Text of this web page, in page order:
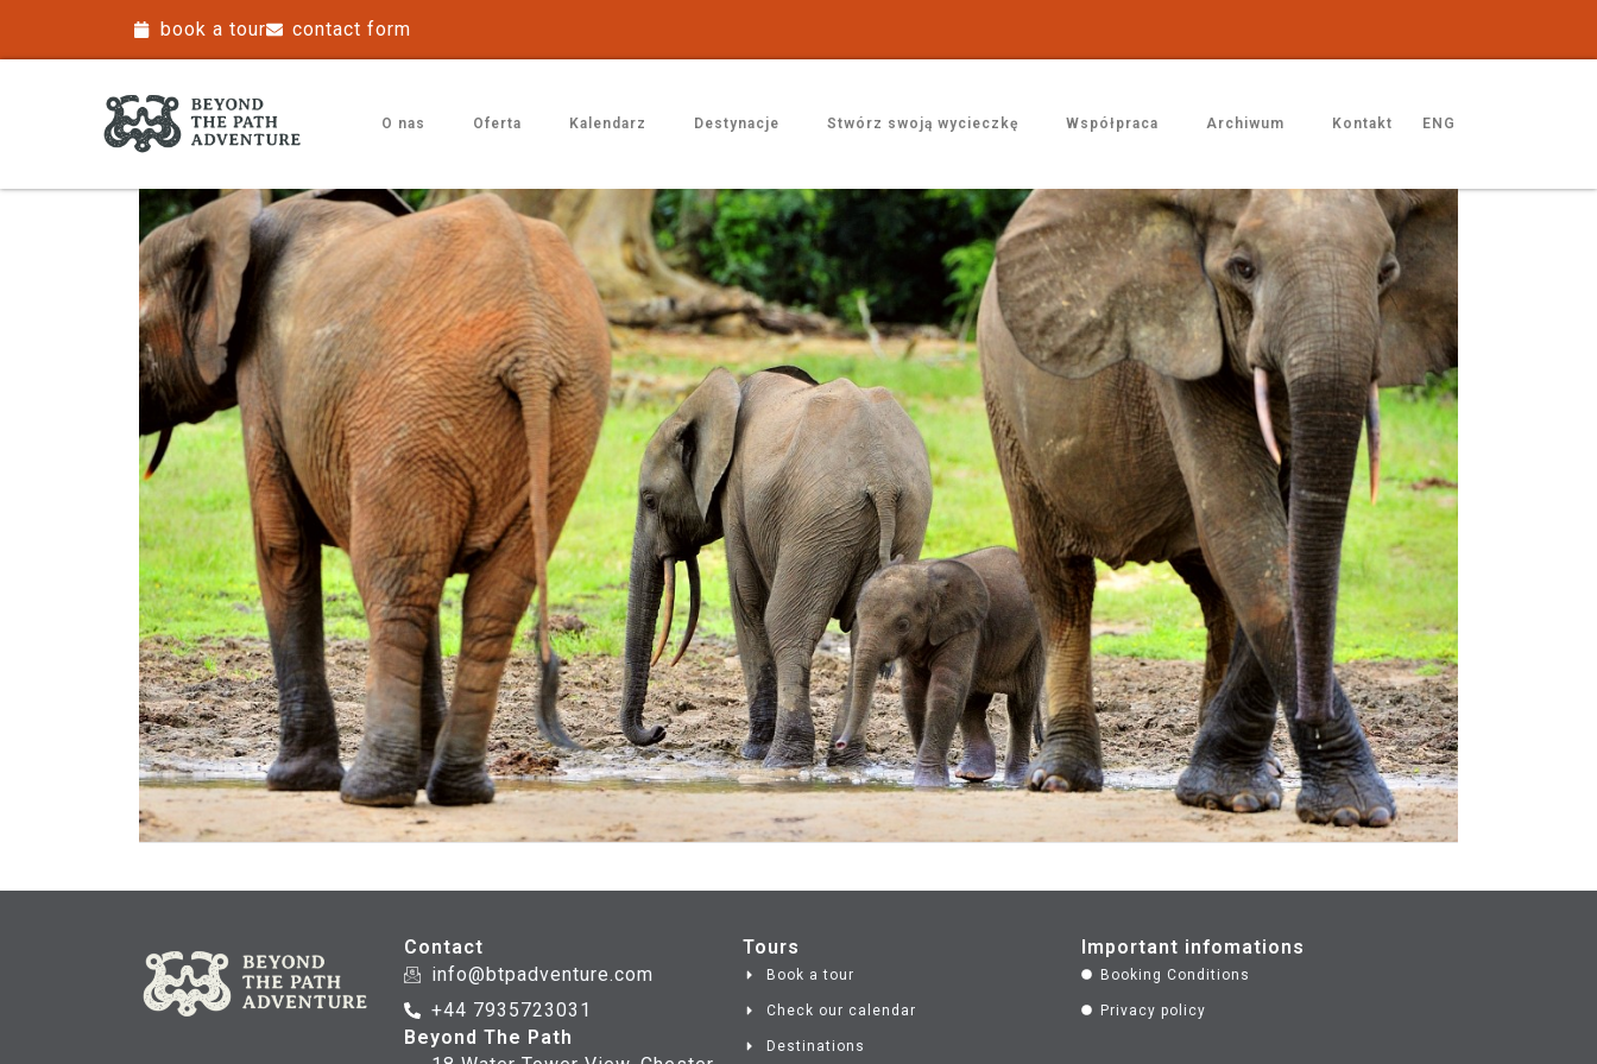
book a tour contact form
O nas Oferta Kalendarz Destynacje Stwórz swoją wycieczkę Współpraca Archiwum Kontakt ENG
Contact
info@btpadventure.com
+44 7935723031
Beyond The Path
Tours
Book a tour
Check our calendar
Destinations
Important infomations
Booking Conditions
Privacy policy